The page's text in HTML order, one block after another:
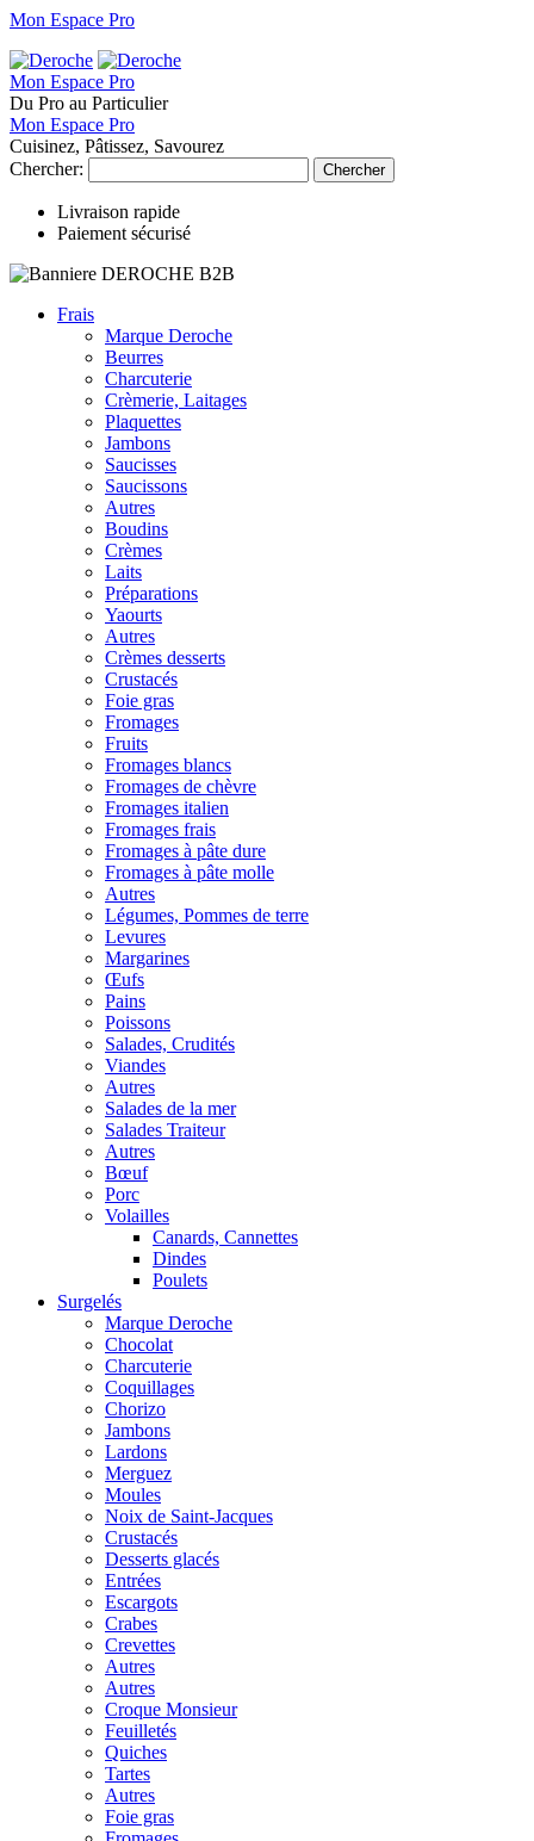
Mon Espace Pro
Mon Espace Pro
Du Pro au Particulier
Mon Espace Pro
Cuisinez, Pâtissez, Savourez
Chercher:
Chercher
Livraison rapide
Paiement sécurisé
Frais
Marque Deroche
Beurres
Charcuterie
Crèmerie, Laitages
Plaquettes
Jambons
Saucisses
Saucissons
Autres
Boudins
Crèmes
Laits
Préparations
Yaourts
Autres
Crèmes desserts
Crustacés
Foie gras
Fromages
Fruits
Fromages blancs
Fromages de chèvre
Fromages italien
Fromages frais
Fromages à pâte dure
Fromages à pâte molle
Autres
Légumes, Pommes de terre
Levures
Margarines
Œufs
Pains
Poissons
Salades, Crudités
Viandes
Autres
Salades de la mer
Salades Traiteur
Autres
Bœuf
Porc
Volailles
Canards, Cannettes
Dindes
Poulets
Surgelés
Marque Deroche
Chocolat
Charcuterie
Coquillages
Chorizo
Jambons
Lardons
Merguez
Moules
Noix de Saint-Jacques
Crustacés
Desserts glacés
Entrées
Escargots
Crabes
Crevettes
Autres
Autres
Croque Monsieur
Feuilletés
Quiches
Tartes
Autres
Foie gras